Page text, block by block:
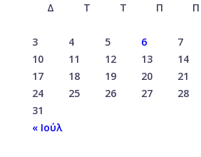
Δ
Τ Τ Π Π
3
4 5 6 7
10
11 12 13 14
17
18 19 20 21
24
25 26 27 28
31
« Ιούλ